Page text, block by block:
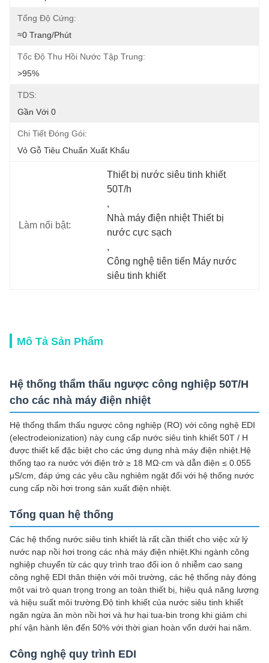
Tổng Độ Cứng:
≈0 Trang/phút
Tốc Độ Thu Hồi Nước Tập Trung:
>95%
TDS:
Gần Với 0
Chi Tiết Đóng Gói:
Vỏ Gỗ Tiêu Chuẩn Xuất Khẩu
Làm nổi bật:
Thiết bị nước siêu tinh khiết
50T/h
,
Nhà máy điện nhiệt Thiết bị
nước cực sạch
,
Công nghệ tiên tiến Máy nước
siêu tinh khiết
Mô Tả Sản Phẩm
Hệ thống thẩm thấu ngược công nghiệp 50T/H
cho các nhà máy điện nhiệt
Hệ thống thẩm thấu ngược công nghiệp (RO) với công nghệ EDI
(electrodeionization) này cung cấp nước siêu tinh khiết 50T / H
được thiết kế đặc biệt cho các ứng dụng nhà máy điện nhiệt.Hệ
thống tạo ra nước với điện trở ≥ 18 MΩ·cm và dẫn điện ≤ 0.055
μS/cm, đáp ứng các yêu cầu nghiêm ngặt đối với hệ thống nước
cung cấp nồi hơi trong sản xuất điện nhiệt.
Tổng quan hệ thống
Các hệ thống nước siêu tinh khiết là rất cần thiết cho việc xử lý
nước nạp nồi hơi trong các nhà máy điện nhiệt.Khi ngành công
nghiệp chuyển từ các quy trình trao đổi ion ô nhiễm cao sang
công nghệ EDI thân thiện với môi trường, các hệ thống này đóng
một vai trò quan trọng trong an toàn thiết bị, hiệu quả năng lượng
và hiệu suất môi trường.Độ tinh khiết của nước siêu tinh khiết
ngăn ngừa ăn mòn nồi hơi và hư hại tua-bin trong khi giảm chi
phí vận hành lên đến 50% với thời gian hoàn vốn dưới hai năm.
Công nghệ quy trình EDI